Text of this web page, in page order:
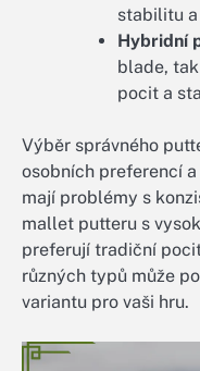
stabilitu a
Hybridní
blade,
pocit a
Výběr správného
osobních preferencí
mají problémy s
mallet putteru s
preferují tradiční
různých typů může
variantu pro vaši hru.